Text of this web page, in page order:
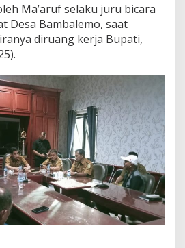
Ma’aruf selaku juru bicara
Desa Bambalemo, saat
diruang kerja Bupati,